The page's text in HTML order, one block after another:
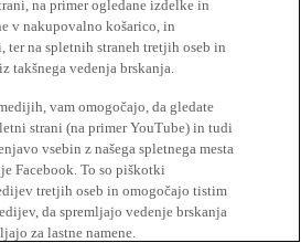
na primer ogledane izdelke in
v nakupovalno košarico, in
na spletnih straneh tretjih oseb in
takšnega vedenja brskanja.
vam omogočajo, da gledate
strani (na primer YouTube) in tudi
vsebin z našega spletnega mesta
Facebook. To so piškotki
tretjih oseb in omogočajo tistim
da spremljajo vedenje brskanja
za lastne namene.